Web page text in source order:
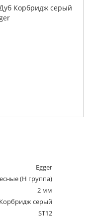
Egger
(Н группа)
2 мм
серый
ST12